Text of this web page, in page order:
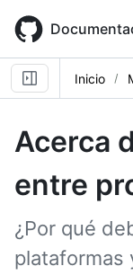
main
content
Inicio
Acerca
entre
¿Por qué
plataformas